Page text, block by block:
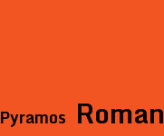
Pyramos Roman